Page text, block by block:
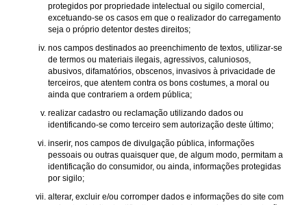
protegidos por propriedade intelectual ou sigilo comercial,
excetuando-se os casos em que o realizador do carregamento
seja o próprio detentor destes direitos;
nos campos destinados ao preenchimento de textos, utilizar-se
de termos ou materiais ilegais, agressivos, caluniosos,
abusivos, difamatórios, obscenos, invasivos à privacidade de
terceiros, que atentem contra os bons costumes, a moral ou
ainda que contrariem a ordem pública;
realizar cadastro ou reclamação utilizando dados ou
identificando-se como terceiro sem autorização deste último;
inserir, nos campos de divulgação pública, informações
pessoais ou outras quaisquer que, de algum modo, permitam a
identificação do consumidor, ou ainda, informações protegidas
por sigilo;
alterar, excluir e/ou corromper dados e informações do site com